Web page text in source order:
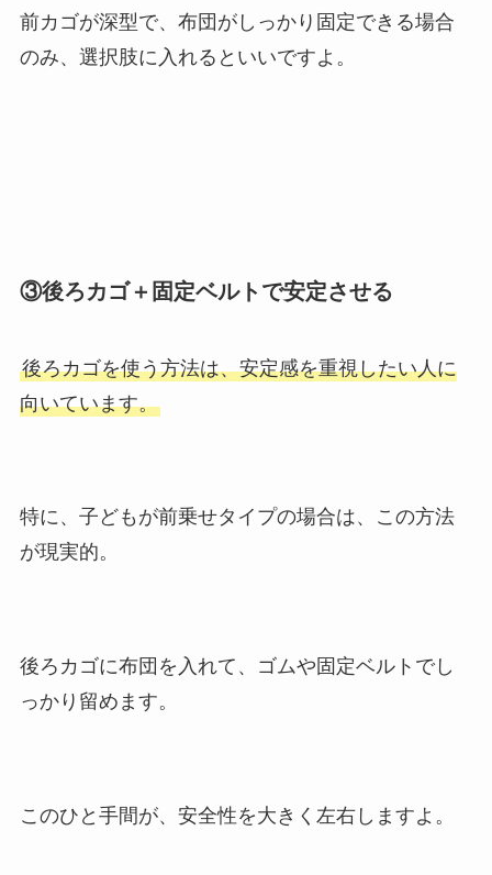
前カゴが深型で、布団がしっかり固定できる場合
のみ、選択肢に入れるといいですよ。
③後ろカゴ＋固定ベルトで安定させる
後ろカゴを使う方法は、安定感を重視したい人に
向いています。
特に、子どもが前乗せタイプの場合は、この方法
が現実的。
後ろカゴに布団を入れて、ゴムや固定ベルトでし
っかり留めます。
このひと手間が、安全性を大きく左右しますよ。